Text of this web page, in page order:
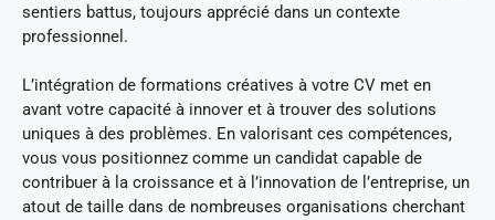
sentiers battus, toujours apprécié dans un contexte
professionnel.
L’intégration de formations créatives à votre CV met en
avant votre capacité à innover et à trouver des solutions
uniques à des problèmes. En valorisant ces compétences,
vous vous positionnez comme un candidat capable de
contribuer à la croissance et à l’innovation de l’entreprise, un
atout de taille dans de nombreuses organisations cherchant